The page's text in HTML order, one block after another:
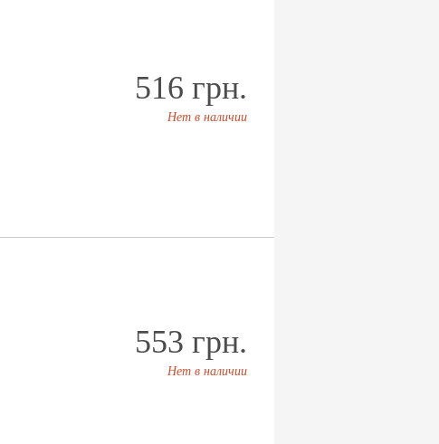
516 грн.
Нет в наличии
553 грн.
Нет в наличии